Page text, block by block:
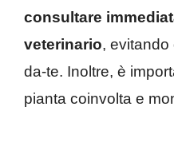
consultare
veterinario, evitando
da-te. Inoltre, è
pianta coinvolta e